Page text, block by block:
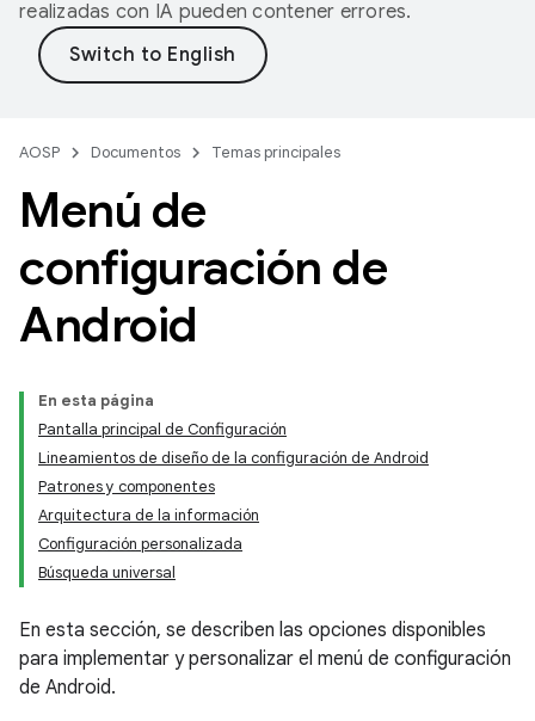
realizadas con IA pueden contener errores.
AOSP Documentos Temas principales
Menú de
configuración de
Android
En esta página
Pantalla principal de Configuración
Lineamientos de diseño de la configuración de Android
Patrones y componentes
Arquitectura de la información
Configuración personalizada
Búsqueda universal
En esta sección, se describen las opciones disponibles
para implementar y personalizar el menú de configuración
de Android.